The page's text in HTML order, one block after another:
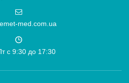
med.com.ua
c 9:30 до 17:30